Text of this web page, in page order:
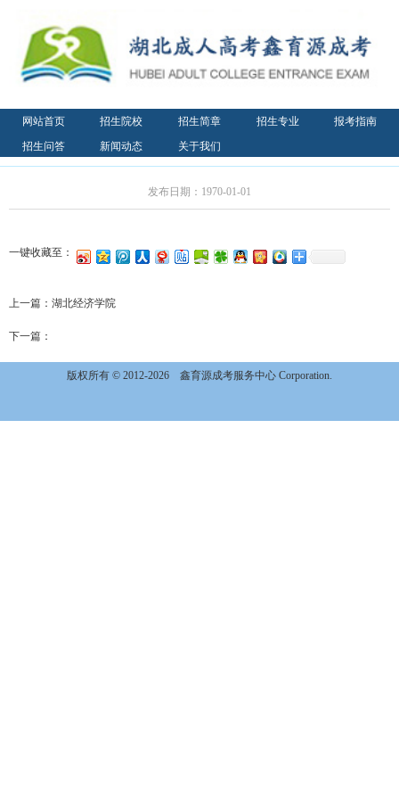
网站首页 招生院校 招生简章 招生专业
报考指南
招生问答
新闻动态 关于我们
发布日期：1970-01-01
一键收藏至：
上一篇： 湖北经济学院
下一篇：
版权所有 © 2012-2026 鑫育源成考服务中心 Corporation.